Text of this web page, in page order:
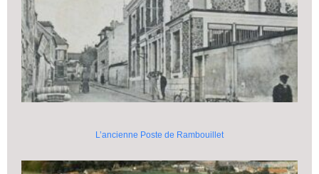
L’ancienne Poste de Rambouillet